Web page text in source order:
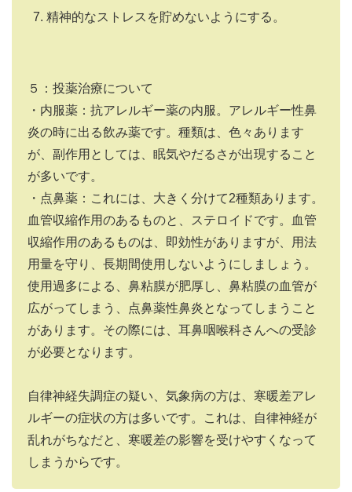
精神的なストレスを貯めないようにする。
５：投薬治療について
・内服薬：抗アレルギー薬の内服。アレルギー性鼻
炎の時に出る飲み薬です。種類は、色々あります
が、副作用としては、眠気やだるさが出現すること
が多いです。
・点鼻薬：これには、大きく分けて2種類あります。
血管収縮作用のあるものと、ステロイドです。血管
収縮作用のあるものは、即効性がありますが、用法
用量を守り、長期間使用しないようにしましょう。
使用過多による、鼻粘膜が肥厚し、鼻粘膜の血管が
広がってしまう、点鼻薬性鼻炎となってしまうこと
があります。その際には、耳鼻咽喉科さんへの受診
が必要となります。
自律神経失調症の疑い、気象病の方は、寒暖差アレ
ルギーの症状の方は多いです。これは、自律神経が
乱れがちなだと、寒暖差の影響を受けやすくなって
しまうからです。